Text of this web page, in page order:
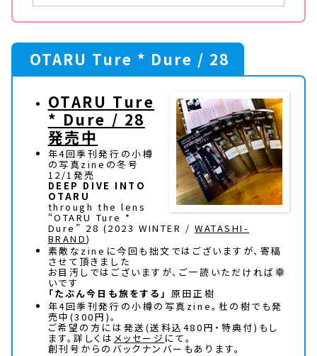
OTARU Ture * Dure / 28
OTARU Ture
* Dure / 28
発売中
年4回季刊発行の小樽
の写真zineの冬号
12/1発売
DEEP DIVE INTO
OTARU
through the lens
“OTARU Ture *
Dure” 28 (2023 WINTER /WATASHI-
BRAND)
素敵なzineに今回も拙文ではございますが、寄稿
させて頂きました
お目汚しではございますが、ご一読いただければ幸
いです
「たぶん今日も旅をする」 原田正樹
年4回季刊発行の小樽の写真zine。杜の樹でも発
売中(300円)。
ご希望の方には発送(送料込480円・特典付)もし
ます。詳しくは メッセージ にて。
創刊号からのバックナンバーもあります。